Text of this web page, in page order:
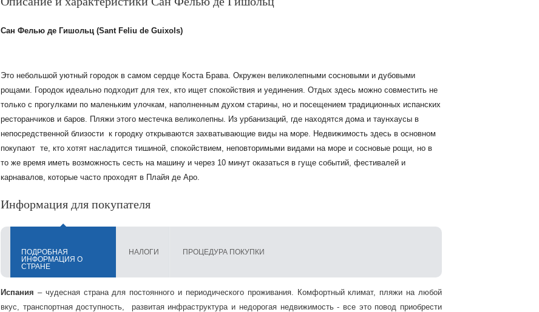
Сан Фелью де Гишольц (Sant Feliu de Guixols)
Это небольшой уютный городок в самом сердце Коста Брава. Окружен великолепными сосновыми и дубовыми
рощами. Городок идеально подходит для тех, кто ищет спокойствия и уединения. Отдых здесь можно совместить не
только с прогулками по маленьким улочкам, наполненным духом старины, но и посещением традиционных испанских
ресторанчиков и баров. Пляжи этого местечка великолепны. Из урбанизаций, где находятся дома и таунхаусы в
непосредственной близости к городку открываются захватывающие виды на море. Недвижимость здесь в основном
покупают те, кто хотят насладится тишиной, спокойствием, неповторимыми видами на море и сосновые рощи, но в
то же время иметь возможность сесть на машину и через 10 минут оказаться в гуще событий, фестивалей и
карнавалов, которые часто проходят в Плайя де Аро.
Информация для покупателя
ПОДРОБНАЯ
ИНФОРМАЦИЯ О
СТРАНЕ
НАЛОГИ ПРОЦЕДУРА ПОКУПКИ
Испания – чудесная страна для постоянного и периодического проживания. Комфортный климат, пляжи на любой
вкус, транспортная доступность, развитая инфраструктура и недорогая недвижимость - все это повод приобрести